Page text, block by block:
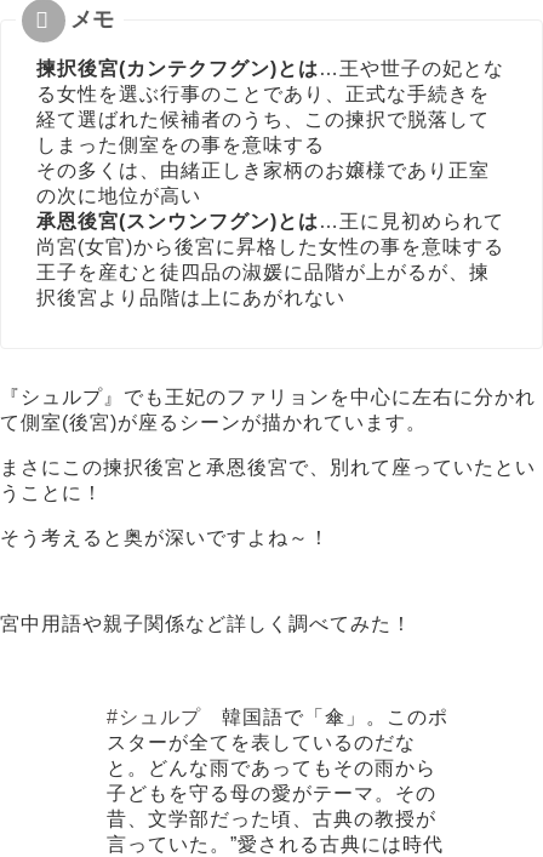
揀択後宮(カンテクフグン)とは …王や世子の妃とな
る女性を選ぶ行事のことであり、正式な手続きを
経て選ばれた候補者のうち、この揀択で脱落して
しまった側室をの事を意味する
その多くは、由緒正しき家柄のお嬢様であり正室
の次に地位が高い
承恩後宮(スンウンフグン)とは …王に見初められて
尚宮(女官)から後宮に昇格した女性の事を意味する
王子を産むと徒四品の淑媛に品階が上がるが、揀
択後宮より品階は上にあがれない
『シュルプ』でも王妃のファリョンを中心に左右に分かれ
て側室(後宮)が座るシーンが描かれています。
まさにこの揀択後宮と承恩後宮で、別れて座っていたとい
うことに！
そう考えると奥が深いですよね～！
宮中用語や親子関係など詳しく調べてみた！
#シュルプ 韓国語で「傘」。このポ
スターが全てを表しているのだな
と。どんな雨であってもその雨から
子どもを守る母の愛がテーマ。その
昔、文学部だった頃、古典の教授が
言っていた。”愛される古典には時代